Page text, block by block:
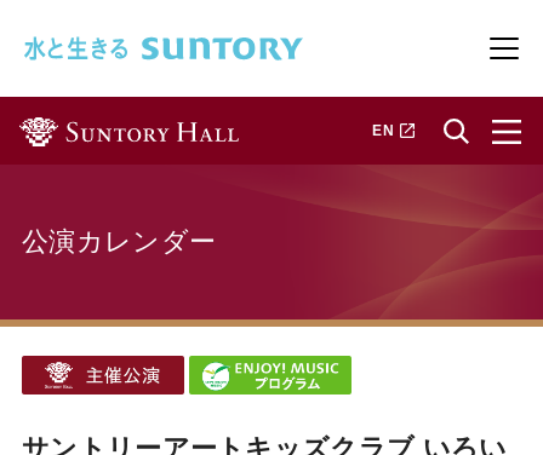
メ
EN 新しいタブで開きます
公演カレンダー
サントリーアートキッズクラブ いろい